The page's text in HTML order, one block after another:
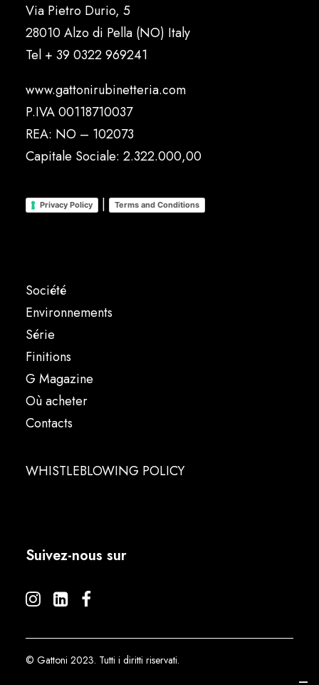
Via Pietro Durio, 5
28010 Alzo di Pella (NO) Italy
Tel + 39 0322 969241
www.gattonirubinetteria.com
P.IVA 00118710037
REA: NO – 102073
Capitale Sociale: 2.322.000,00
Privacy Policy | Terms and Conditions
Société
Environnements
Série
Finitions
G Magazine
Où acheter
Contacts
WHISTLEBLOWING POLICY
Suivez-nous sur
© Gattoni 2023. Tutti i diritti riservati.